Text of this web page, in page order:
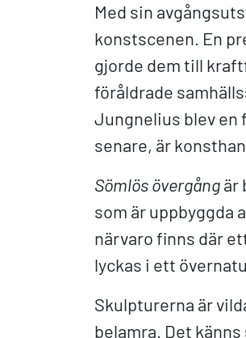
Med sin
konstscenen. En
gjorde dem till
föråldrade
Jungnelius blev en
senare, är
Sömlös övergångär
som är uppbyggda
närvaro finns där
lyckas i ett
Skulpturerna är
belamra. Det